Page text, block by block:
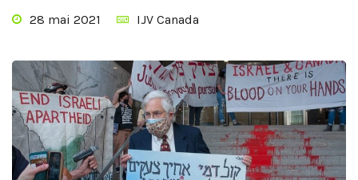
28 mai 2021 IJV Canada